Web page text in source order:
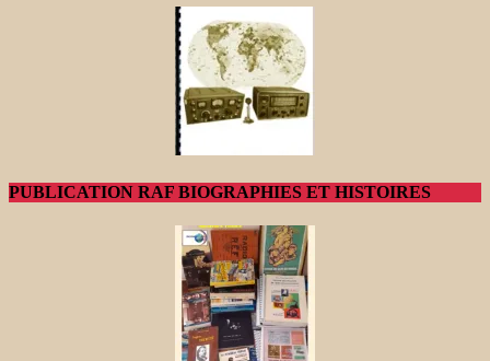
PUBLICATION RAF BIOGRAPHIES ET HISTOIRES